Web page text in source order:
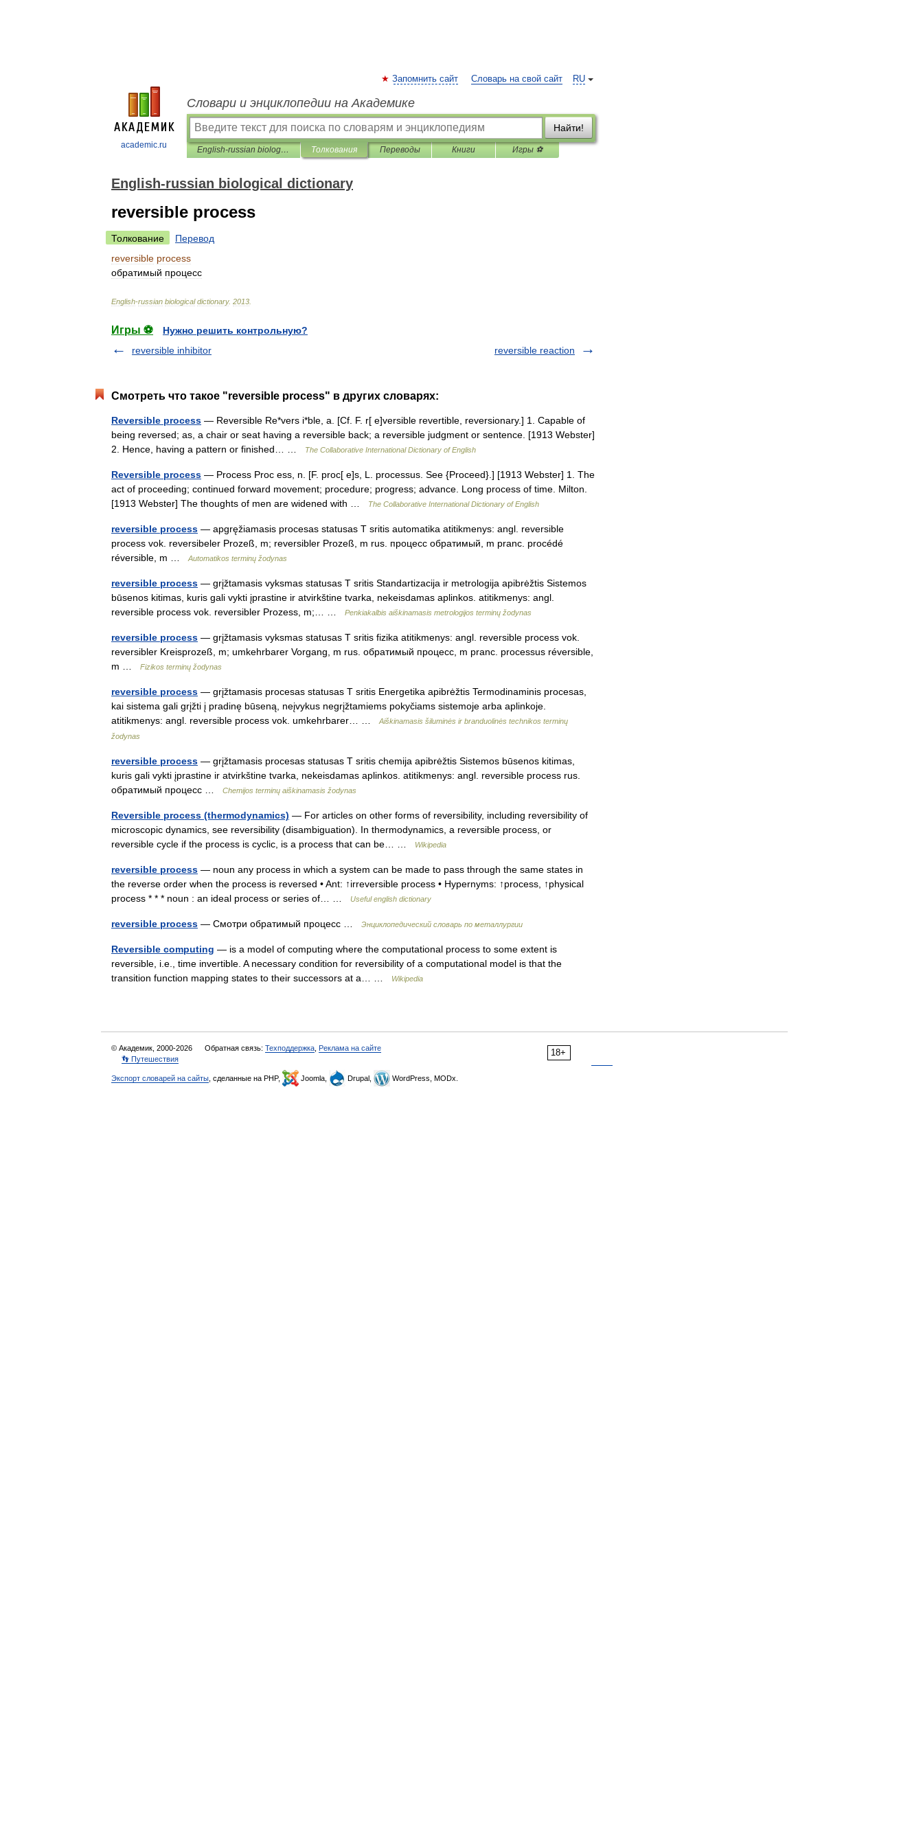
academic.ru
RU
Запомнить сайт Словарь на свой сайт
Словари и энциклопедии на Академике
Найти!
English-russian biological dictionary Толкования Переводы Книги Игры ⚽
English-russian biological dictionary
reversible process
Толкование
Перевод
reversible process
обратимый процесс
English-russian biological dictionary. 2013
Игры ⚽
Нужно решить контрольную?
reversible inhibitor
reversible reaction
Смотреть что такое "reversible process" в других словарях:
Reversible process — Reversible Re*vers i*ble, a. [Cf. F. r[ e]versible revertible, reversionary.] 1. Capable of
being reversed; as, a chair or seat having a reversible back; a reversible judgment or sentence. [1913 Webster]
2. Hence, having a pattern or finished… …
The Collaborative International Dictionary of English
Reversible process — Process Proc ess, n. [F. proc[ e]s, L. processus. See {Proceed}.] [1913 Webster] 1. The
act of proceeding; continued forward movement; procedure; progress; advance. Long process of time. Milton.
[1913 Webster] The thoughts of men are widened with …
The Collaborative International Dictionary of English
reversible process — apgręžiamasis procesas statusas T sritis automatika atitikmenys: angl. reversible
process vok. reversibeler Prozeß, m; reversibler Prozeß, m rus. процесс обратимый, m pranc. procédé
réversible, m …
Automatikos terminų žodynas
reversible process — grįžtamasis vyksmas statusas T sritis Standartizacija ir metrologija apibrėžtis Sistemos
būsenos kitimas, kuris gali vykti įprastine ir atvirkštine tvarka, nekeisdamas aplinkos. atitikmenys: angl.
reversible process vok. reversibler Prozess, m;… …
Penkiakalbis aiškinamasis metrologijos terminų žodynas
reversible process — grįžtamasis vyksmas statusas T sritis fizika atitikmenys: angl. reversible process vok.
reversibler Kreisprozeß, m; umkehrbarer Vorgang, m rus. обратимый процесс, m pranc. processus réversible,
m …
Fizikos terminų žodynas
reversible process — grįžtamasis procesas statusas T sritis Energetika apibrėžtis Termodinaminis procesas,
kai sistema gali grįžti į pradinę būseną, neįvykus negrįžtamiems pokyčiams sistemoje arba aplinkoje.
atitikmenys: angl. reversible process vok. umkehrbarer… …
Aiškinamasis šiluminės ir branduolinės technikos terminų
žodynas
reversible process — grįžtamasis procesas statusas T sritis chemija apibrėžtis Sistemos būsenos kitimas,
kuris gali vykti įprastine ir atvirkštine tvarka, nekeisdamas aplinkos. atitikmenys: angl. reversible process rus.
обратимый процесс …
Chemijos terminų aiškinamasis žodynas
Reversible process (thermodynamics) — For articles on other forms of reversibility, including reversibility of
microscopic dynamics, see reversibility (disambiguation). In thermodynamics, a reversible process, or
reversible cycle if the process is cyclic, is a process that can be… …
Wikipedia
reversible process — noun any process in which a system can be made to pass through the same states in
the reverse order when the process is reversed • Ant: ↑irreversible process • Hypernyms: ↑process, ↑physical
process * * * noun : an ideal process or series of… …
Useful english dictionary
reversible process — Смотри обратимый процесс … Энциклопедический словарь по металлургии
Reversible computing — is a model of computing where the computational process to some extent is
reversible, i.e., time invertible. A necessary condition for reversibility of a computational model is that the
transition function mapping states to their successors at a… …
Wikipedia
18+
© Академик, 2000-2026 Обратная связь: Техподдержка Реклама на сайте
👣 Путешествия
Экспорт словарей на сайты , сделанные на PHP, Joomla, Drupal, WordPress, MODx.